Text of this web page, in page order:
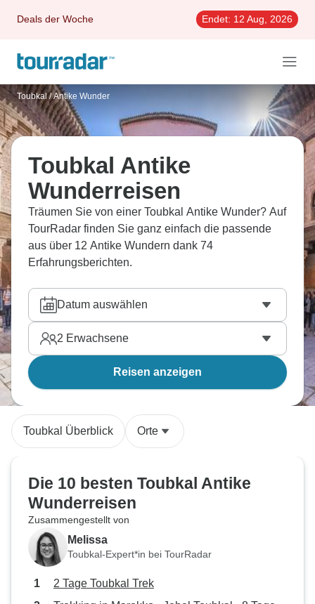
Deals der Woche Endet: 12 Aug, 2026
Toubkal / Antike Wunder
Toubkal Antike
Wunderreisen
Träumen Sie von einer Toubkal Antike Wunder? Auf
TourRadar finden Sie ganz einfach die passende
aus über 12 Antike Wundern dank 74
Erfahrungsberichten.
Datum auswählen
2 Erwachsene
Reisen anzeigen
Toubkal Überblick Orte
Die 10 besten Toubkal Antike
Wunderreisen
Zusammengestellt von
Melissa
Toubkal-Expert*in bei TourRadar
2 Tage Toubkal Trek